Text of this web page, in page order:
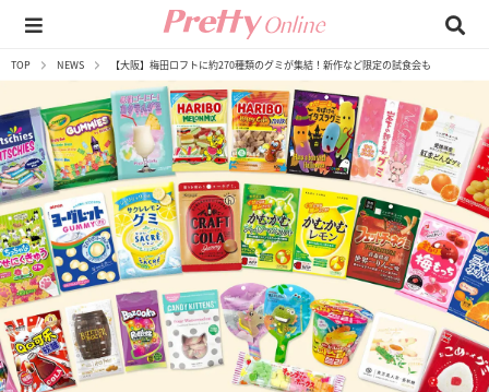
TOP NEWS 【大阪】梅田ロフトに約270種類のグミが集結！新作など限定の試食会も